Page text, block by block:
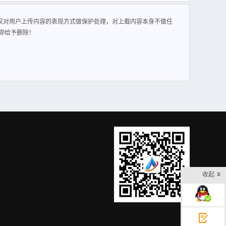
振 动，使 声 能 与 仓 内 煤 介 产 生 共 振，诱 发 煤 粒间
、鹤岗 新 陆 煤 矿；瓦 房
过 远 程 控 制 高 频 捶 打 振 动使 煤 仓 内 部 耐 磨 板 振
司6防 溃 仓给 煤 机给 煤 机 进 行 防 溃 仓 闸 门 改 造，增
控 制 放 煤 量。山 东 能 源 白 庄 煤 矿、岱 庄 煤 业 公
备 将 清 扫 机 器 人 下 放
实 现 煤 仓 自 动 清 仓。山 西 干 河 煤 矿、山 西 煤 炭 运
、山 东 安 居 煤 矿；河 北 铠 骏 金 属 制 品 有 限 公 司、
技 术 有 限 公 司8煤 仓
喷 射（压力 可 达 到 2 0 M P a），实 现 清 仓 和 处 理 堵
控 系 统，通 过 煤 仓 智能 监 测 雷 达、气 体 监 测 传 感
发 出 报 警；监 测 煤
置。山 西 焦 煤 汾 西 矿 业 两 渡 煤 业 公 司、山 西 科 兴
高 平 马 煤 业、内 蒙 古 扎 赉 诺 尔 煤业 灵 东 煤 矿、陕
电 气 有 限 公 司、中 煤 科 工
有 限 公 司、煤 炭科 学 技 术 研 究 院 有 限 公 司、天 地
仓使 用 可 拆 卸 式 水 平 煤 仓 代 替 传 统 煤 仓，具 备 模
，仓 体 采 用 组 装 式 储料 斗，仓 下 采 用 出 料 刮 板 运
监 控。陕 西 彬 长 胡 家 河 矿 业、西 卓 煤 矿；太 原 理 工
用户上传内容的表现方式做保护处理，对上载内容本身不做任
予删除！
收起
在线客服